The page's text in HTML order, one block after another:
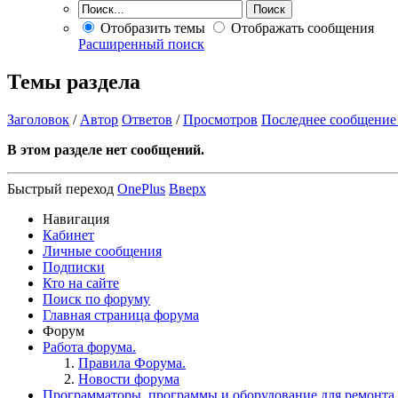
Отобразить темы
Отображать сообщения
Расширенный поиск
Темы раздела
Заголовок / Автор Ответов /Просмотров Последнее сообщение
В этом разделе нет сообщений.
Быстрый переход OnePlus Вверх
Навигация
Кабинет
Личные сообщения
Подписки
Кто на сайте
Поиск по форуму
Главная страница форума
Форум
Работа форума.
Правила Форума.
Новости форума
Программаторы, программы и оборудование для ремонта.